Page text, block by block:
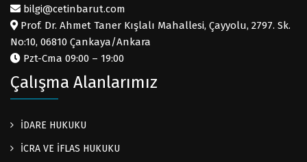
bilgi@cetinbarut.com
Prof. Dr. Ahmet Taner Kışlalı Mahallesi, Çayyolu, 2797. Sk.
No:10, 06810 Çankaya/Ankara
Pzt-Cma 09:00 – 19:00
Çalışma Alanlarımız
İDARE HUKUKU
İCRA VE İFLAS HUKUKU